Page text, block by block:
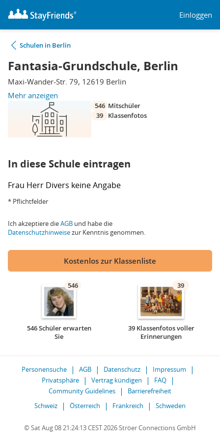
Einloggen
Schulen in Berlin
Fantasia-Grundschule, Berlin
Maxi-Wander-Str. 79, 12619 Berlin
Mehr anzeigen
546 Mitschüler
39
Klassenfotos
In diese Schule eintragen
Frau Herr Divers keine Angabe
* Pflichtfelder
Ich akzeptiere dieAGB und habe die
Datenschutzhinweisezur Kenntnis genommen.
Kostenlos zur Klassenliste
546
546 Schüler erwarten
Sie
39
39 Klassenfotos voller
Erinnerungen
Personensuche AGB Datenschutz
Impressum
Privatsphäre
Vertrag kündigen
FAQ
Community Guidelines
Barrierefreiheit
Schweiz
Österreich Frankreich Schweden
© Sat Aug 08 21:24:13 CEST 2026 Ströer Connections GmbH